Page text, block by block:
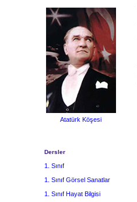
Atatürk Köşesi
Dersler
1. Sınıf
1. Sınıf Görsel Sanatlar
1. Sınıf Hayat Bilgisi